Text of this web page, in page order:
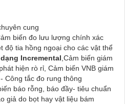
cung
biến đo lưu lượng chính xác
độ tia hồng ngoại cho các vật thể
Incremental,Cảm biến giám
hiện rò rỉ, Cảm biến VNB giám
Công tắc đo rung thông
báo rỗng, báo đầy- tiêu chuẩn
giả do bọt hay vật liệu bám